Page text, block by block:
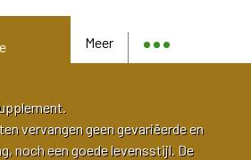
Meer
vervangen geen gevariëerde en
noch een goede levensstijl. De